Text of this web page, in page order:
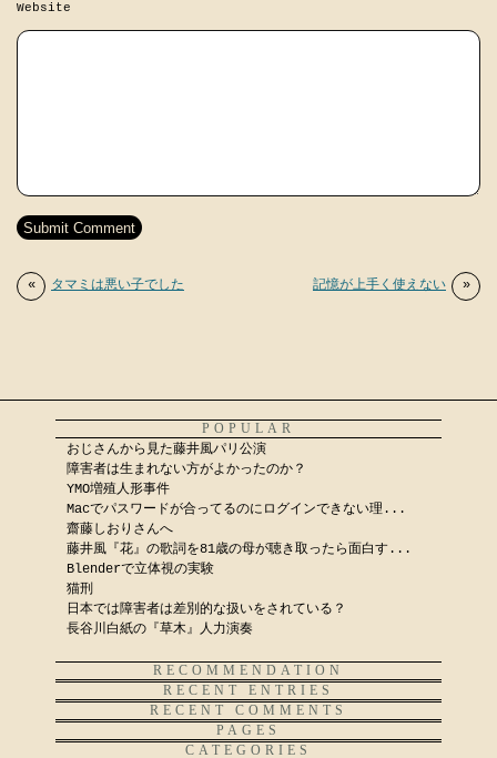
Website
« タマミは悪い子でした 記憶が上手く使えない »
POPULAR
おじさんから見た藤井風パリ公演
障害者は生まれない方がよかったのか？
YMO増殖人形事件
Macでパスワードが合ってるのにログインできない理...
齋藤しおりさんへ
藤井風『花』の歌詞を81歳の母が聴き取ったら面白す...
Blenderで立体視の実験
猫刑
日本では障害者は差別的な扱いをされている？
長谷川白紙の『草木』人力演奏
RECOMMENDATION
RECENT ENTRIES
RECENT COMMENTS
PAGES
CATEGORIES